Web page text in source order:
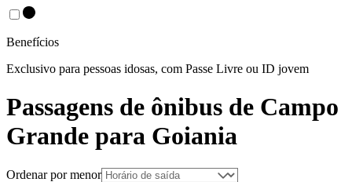
Benefícios
Exclusivo para pessoas idosas, com Passe Livre ou ID jovem
Passagens de ônibus de Campo
Grande para Goiania
Ordenar por menor